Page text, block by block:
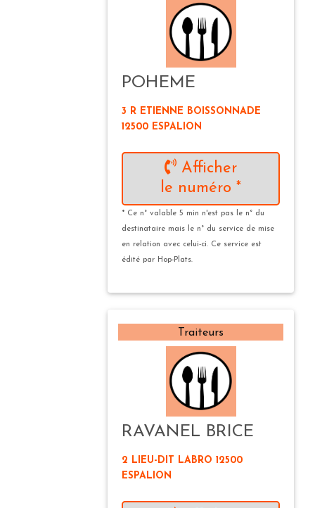
POHEME
3 R ETIENNE BOISSONNADE
12500 ESPALION
Afficher
le numéro *
* Ce n° valable 5 min n'est pas le n° du
destinataire mais le n° du service de mise
en relation avec celui-ci. Ce service est
édité par Hop-Plats.
Traiteurs
RAVANEL BRICE
2 LIEU-DIT LABRO 12500
ESPALION